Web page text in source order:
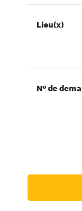
Lieu(x)
Nº de